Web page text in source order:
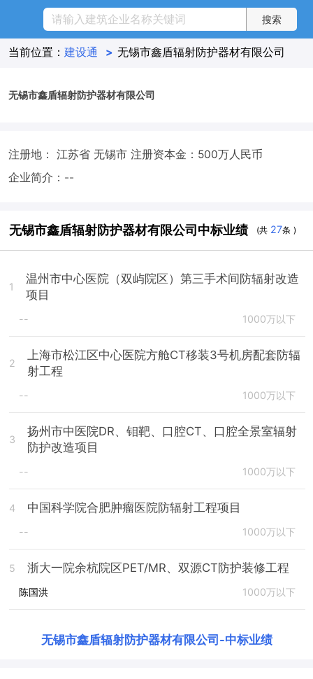
当前位置： 建设通 > 无锡市鑫盾辐射防护器材有限公司
无锡市鑫盾辐射防护器材有限公司
注册地： 江苏省 无锡市 注册资本金：500万人民币
企业简介：--
无锡市鑫盾辐射防护器材有限公司中标业绩 (共 27条 )
1
温州市中心医院（双屿院区）第三手术间防辐射改造
项目
-- 1000万以下
2
上海市松江区中心医院方舱CT移装3号机房配套防辐
射工程
-- 1000万以下
3
扬州市中医院DR、钼靶、口腔CT、口腔全景室辐射
防护改造项目
-- 1000万以下
4 中国科学院合肥肿瘤医院防辐射工程项目
-- 1000万以下
5 浙大一院余杭院区PET/MR、双源CT防护装修工程
陈国洪 1000万以下
无锡市鑫盾辐射防护器材有限公司 -中标业绩